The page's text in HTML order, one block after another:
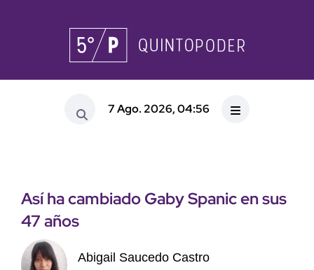
7 Ago. 2026, 04:56
Así ha cambiado Gaby Spanic en sus
47 años
Abigail Saucedo Castro